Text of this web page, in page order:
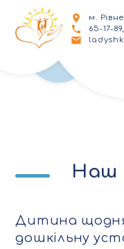
м.
65-17-
Наш
Дитина
дошкільну